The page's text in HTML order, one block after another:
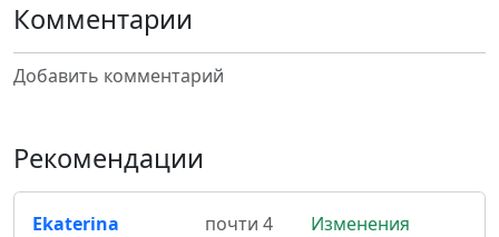
Комментарии
Добавить комментарий
Рекомендации
Ekaterina
почти 4
Изменения